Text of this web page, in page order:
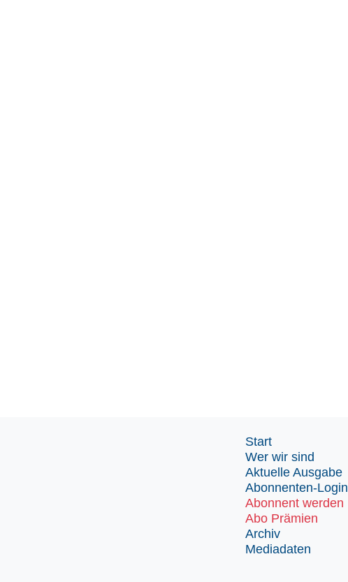
Start
Wer wir sind
Aktuelle Ausgabe
Abonnenten-Login
Abonnent werden
Abo Prämien
Archiv
Mediadaten